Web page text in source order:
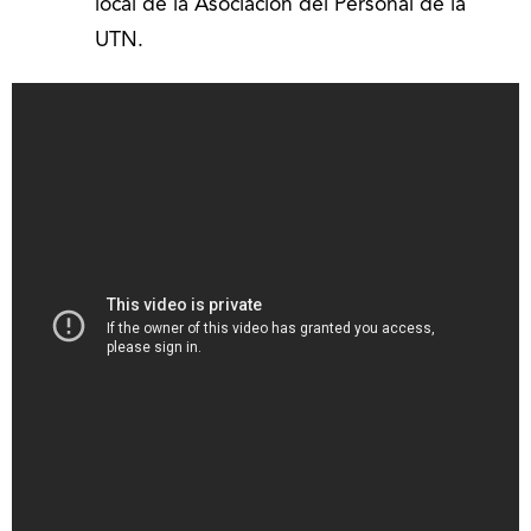
local de la Asociación del Personal de la
UTN.